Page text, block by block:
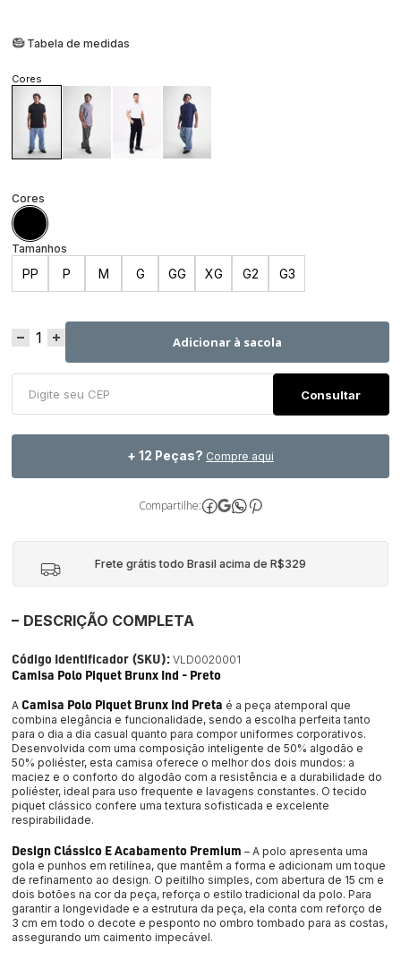
Tabela de medidas
PP P M G GG XG G2 G3
Adicionar à sacola
+ 12 Peças? Compre aqui
Compartilhe:
Frete grátis todo Brasil acima de R$329
DESCRIÇÃO COMPLETA
Código Identificador (SKU): VLD0020001
Camisa Polo Piquet Brunx Ind - Preto
A Camisa Polo Piquet Brunx Ind Preta é a peça atemporal que
combina elegância e funcionalidade, sendo a escolha perfeita tanto
para o dia a dia casual quanto para compor uniformes corporativos.
Desenvolvida com uma composição inteligente de 50% algodão e
50% poliéster, esta camisa oferece o melhor dos dois mundos: a
maciez e o conforto do algodão com a resistência e a durabilidade do
poliéster, ideal para uso frequente e lavagens constantes. O tecido
piquet clássico confere uma textura sofisticada e excelente
respirabilidade.
Design Clássico E Acabamento Premium – A polo apresenta uma
gola e punhos em retilínea, que mantêm a forma e adicionam um toque
de refinamento ao design. O peitilho simples, com abertura de 15 cm e
dois botões na cor da peça, reforça o estilo tradicional da polo. Para
garantir a longevidade e a estrutura da peça, ela conta com reforço de
3 cm em todo o decote e pesponto no ombro tombado para as costas,
assegurando um caimento impecável.